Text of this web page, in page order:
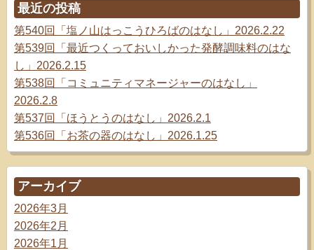
最近の投稿
第540回「塩ノ山はっこうひろばのはなし」2026.2.22
第539回「最近つくっておいしかった発酵調味料のはな
し」2026.2.15
第538回「コミュニティマネージャーのはなし」
2026.2.8
第537回「ほうとうのはなし」2026.2.1
第536回「お茶の器のはなし」2026.1.25
アーカイブ
2026年3月
2026年2月
2026年1月